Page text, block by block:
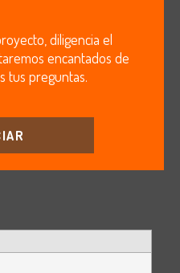
diligencia el
encantados de
tus preguntas.